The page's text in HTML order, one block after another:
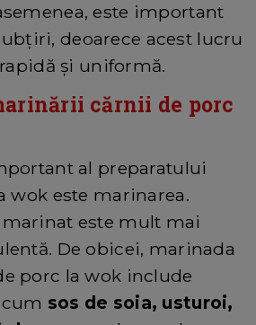
este important
deoarece acest lucru
și uniformă.
cărnii de porc
al preparatului
wok este marinarea.
marinat este mult mai
De obicei, marinada
porc la wok include
sos de soia, usturoi,